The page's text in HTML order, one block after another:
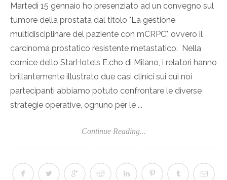
Martedì 15 gennaio ho presenziato ad un convegno sul
tumore della prostata dal titolo "La gestione
multidisciplinare del paziente con mCRPC", ovvero il
carcinoma prostatico resistente metastatico. Nella
cornice dello StarHotels E.cho di Milano, i relatori hanno
brillantemente illustrato due casi clinici sui cui noi
partecipanti abbiamo potuto confrontare le diverse
strategie operative, ognuno per le ...
Continue Reading...